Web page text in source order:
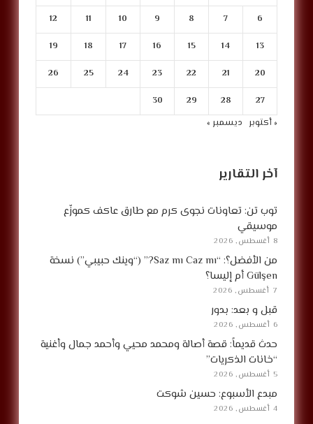
6
7
8
9
10
11
12
13
14
15
16
17
18
19
20
21
22
23
24
25
26
27
28
29
30
« أكتوبر ديسمبر »
آخر التقارير
توب تن: تعاونات نجوى كرم مع طارق عاكف كموزّع
موسيقي
8 أغسطس, 2026
من الأفضل؟: “Saz mı Caz mı?” (“وينك حبيبي”) نسخة
Gülşen أم إليسا؟
7 أغسطس, 2026
قبل و بعد: بدور
6 أغسطس, 2026
حدث قديماً: قصة أصالة ومحمد محيي وأحمد جمال وأغنية
“خانات الذكريات”
5 أغسطس, 2026
مبدع الأسبوع: حسين شوكت
4 أغسطس, 2026